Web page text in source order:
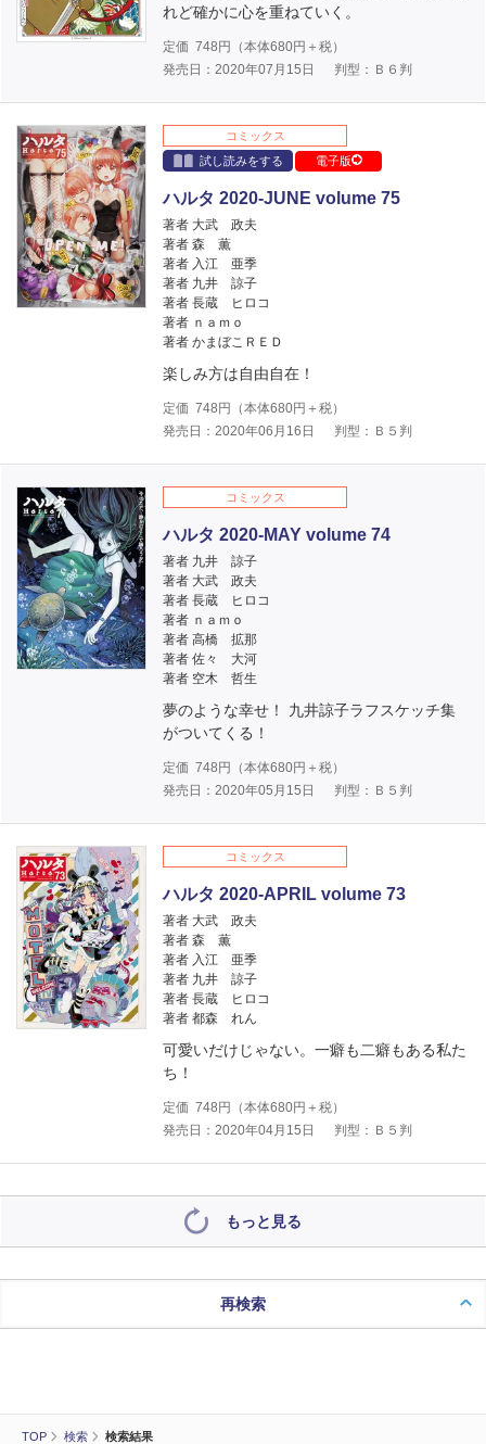
TOP 検索 検索結果
れど確かに心を重ねていく。
定価 748 円（本体680円＋税）
発売日：2020年07月15日
判型：Ｂ６判
コミックス
試し読みをする
電子版
ハルタ 2020-JUNE volume 75
著者 大武 政夫
著者 森 薫
著者 入江 亜季
著者 九井 諒子
著者 長蔵 ヒロコ
著者 ｎａｍｏ
著者 かまぼこＲＥＤ
楽しみ方は自由自在！
定価 748 円（本体680円＋税）
発売日：2020年06月16日
判型：Ｂ５判
コミックス
ハルタ 2020-MAY volume 74
著者 九井 諒子
著者 大武 政夫
著者 長蔵 ヒロコ
著者 ｎａｍｏ
著者 高橋 拡那
著者 佐々 大河
著者 空木 哲生
夢のような幸せ！ 九井諒子ラフスケッチ集
がついてくる！
定価 748 円（本体680円＋税）
発売日：2020年05月15日
判型：Ｂ５判
コミックス
ハルタ 2020-APRIL volume 73
著者 大武 政夫
著者 森 薫
著者 入江 亜季
著者 九井 諒子
著者 長蔵 ヒロコ
著者 都森 れん
可愛いだけじゃない。一癖も二癖もある私た
ち！
定価 748 円（本体680円＋税）
発売日：2020年04月15日
判型：Ｂ５判
もっと見る
再検索